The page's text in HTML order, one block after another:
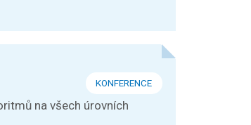
KONFERENCE
na všech úrovních